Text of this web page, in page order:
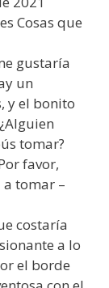
Cosas que
gustaría
un
y el bonito
tomar?
favor,
tomar –
costaría
a lo
el borde